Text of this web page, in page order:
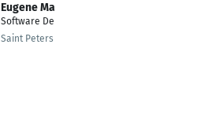
Eugene Machikhin
Software Developer
Saint Petersburg